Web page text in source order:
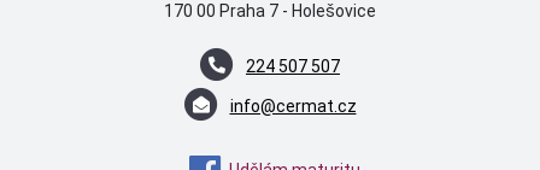
170 00 Praha 7 - Holešovice
224 507 507
info@cermat.cz